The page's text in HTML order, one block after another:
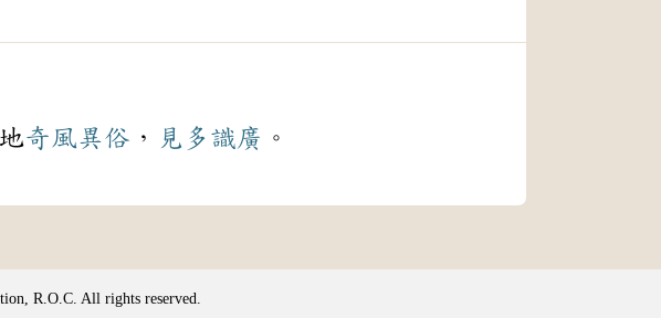
奇風異俗 ， 見多識廣 。
R.O.C. All rights reserved.